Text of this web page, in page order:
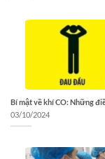
Bí mật về khí CO: Những
03/10/2024